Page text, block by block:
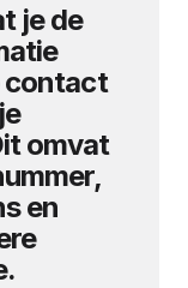
je de
contact
omvat
en